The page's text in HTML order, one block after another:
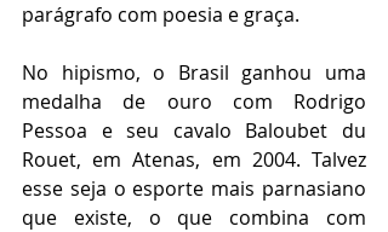
parágrafo com poesia e graça.
No hipismo, o Brasil ganhou uma
medalha de ouro com Rodrigo
Pessoa e seu cavalo Baloubet du
Rouet, em Atenas, em 2004. Talvez
esse seja o esporte mais parnasiano